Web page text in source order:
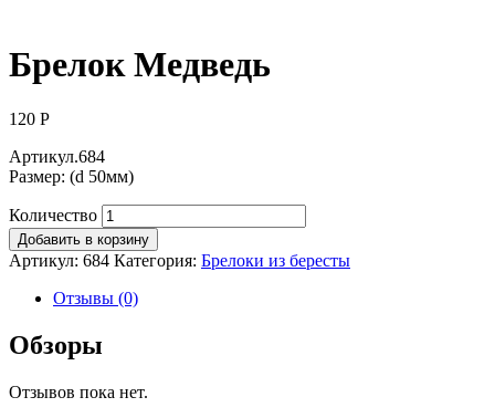
Брелок Медведь
120 Р
Артикул.684
Размер: (d 50мм)
Количество
Добавить в корзину
Артикул: 684 Категория: Брелоки из бересты
Отзывы (0)
Обзоры
Отзывов пока нет.